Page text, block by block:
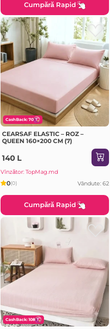
Cumpără Rapid
CashBack: 70
CEARSAF ELASTIC – ROZ –
QUEEN 160×200 CM (7)
140 L
Vînzător: TopMag.md
0(0) Vândute: 62
Cumpără Rapid
CashBack: 108